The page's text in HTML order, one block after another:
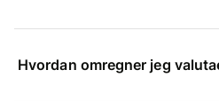
Hvordan omregner jeg